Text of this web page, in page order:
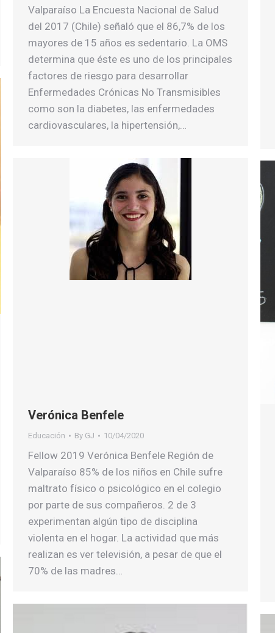
Valparaíso La Encuesta Nacional de Salud
del 2017 (Chile) señaló que el 86,7% de los
mayores de 15 años es sedentario. La OMS
determina que éste es uno de los principales
factores de riesgo para desarrollar
Enfermedades Crónicas No Transmisibles
como son la diabetes, las enfermedades
cardiovasculares, la hipertensión,…
Verónica Benfele
Educación By GJ 10/04/2020
Fellow 2019 Verónica Benfele Región de
Valparaíso 85% de los niños en Chile sufre
maltrato físico o psicológico en el colegio
por parte de sus compañeros. 2 de 3
experimentan algún tipo de disciplina
violenta en el hogar. La actividad que más
realizan es ver televisión, a pesar de que el
70% de las madres…